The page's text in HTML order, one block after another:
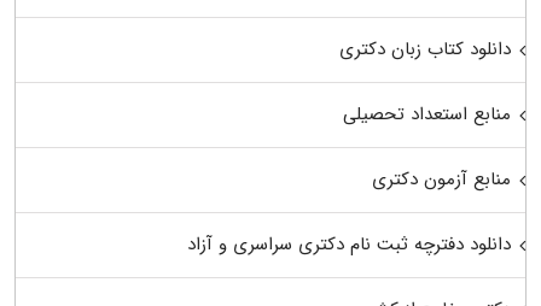
دانلود کتاب زبان دکتری
منابع استعداد تحصیلی
منابع آزمون دکتری
دانلود دفترچه ثبت نام دکتری سراسری و آزاد